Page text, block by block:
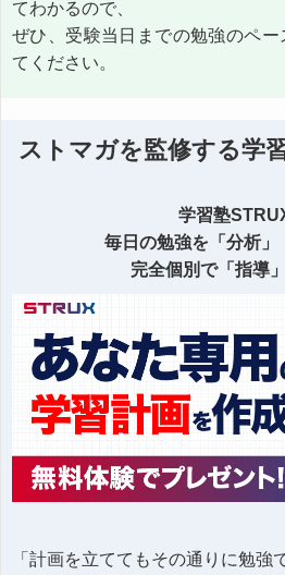
てわかるので、
ぜひ、受験当日までの勉強のペ
てください。
ストマガを監修する学
学習塾
毎日の勉強を「分析」
完全個別で「指導
「計画を立ててもその通りに勉強